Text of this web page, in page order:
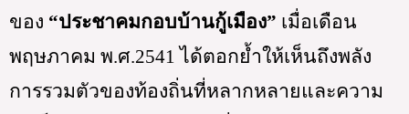
ของ “ประชาคมกอบบ้านกู้เมือง” เมื่อเดือน
พฤษภาคม พ.ศ.2541 ได้ตอกย้ำให้เห็นถึงพลัง
การรวมตัวของท้องถิ่นที่หลากหลายและความ